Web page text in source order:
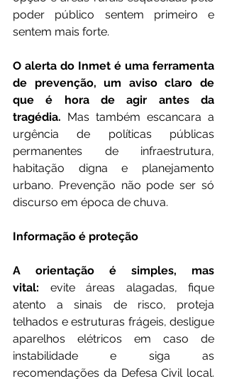
poder público sentem primeiro e
sentem mais forte.
O alerta do Inmet é uma ferramenta
de prevenção, um aviso claro de
que é hora de agir antes da
tragédia. Mas também escancara a
urgência de políticas públicas
permanentes de infraestrutura,
habitação digna e planejamento
urbano. Prevenção não pode ser só
discurso em época de chuva.
Informação é proteção
A orientação é simples, mas
vital: evite áreas alagadas, fique
atento a sinais de risco, proteja
telhados e estruturas frágeis, desligue
aparelhos elétricos em caso de
instabilidade e siga as
recomendações da Defesa Civil local.